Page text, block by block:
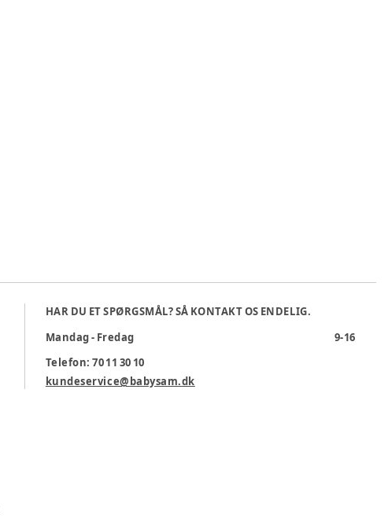
HAR DU ET SPØRGSMÅL? SÅ KONTAKT OS ENDELIG.
Mandag - Fredag
9-16
Telefon: 70 11 30 10
kundeservice@babysam.dk